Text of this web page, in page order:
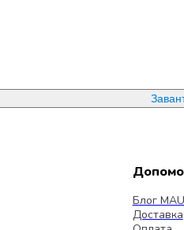
Блог
Доставка